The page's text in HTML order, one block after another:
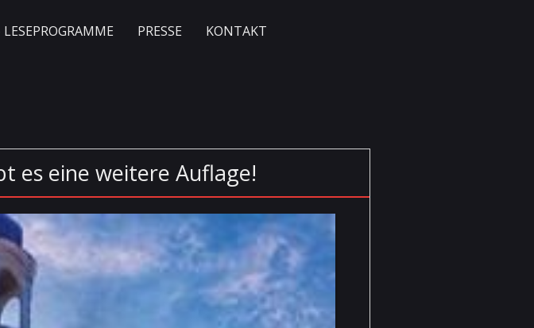
PRESSE KONTAKT
es eine weitere Auflage!